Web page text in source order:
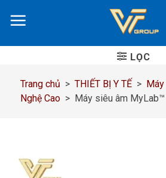
đến
dung
LỌC
Trang chủ > THIẾT BỊ Y TẾ >
Nghệ Cao > Máy siêu âm